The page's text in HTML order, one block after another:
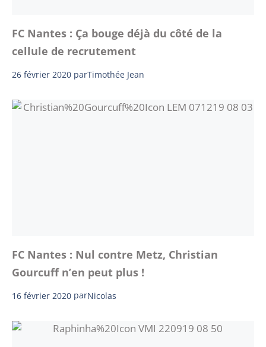
FC Nantes : Ça bouge déjà du côté de la
cellule de recrutement
26 février 2020 parTimothée Jean
FC Nantes : Nul contre Metz, Christian
Gourcuff n’en peut plus !
16 février 2020 parNicolas